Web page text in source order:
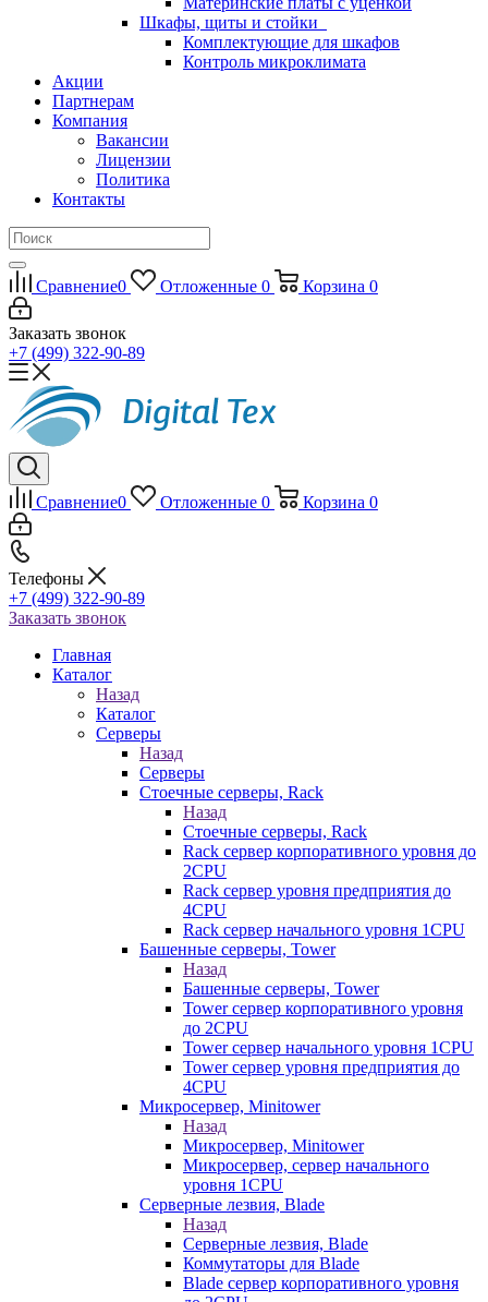
Шкафы, щиты и стойки
Комплектующие для шкафов
Контроль микроклимата
Акции
Партнерам
Компания
Вакансии
Лицензии
Политика
Контакты
Сравнение0 Отложенные 0 Корзина 0
Заказать звонок
+7 (499) 322-90-89
Сравнение0 Отложенные 0 Корзина 0
Телефоны
+7 (499) 322-90-89
Заказать звонок
Главная
Каталог
Назад
Каталог
Серверы
Назад
Серверы
Стоечные серверы, Rack
Назад
Стоечные серверы, Rack
Rack сервер корпоративного уровня до
2CPU
Rack сервер уровня предприятия до
4CPU
Rack сервер начального уровня 1CPU
Башенные серверы, Tower
Назад
Башенные серверы, Tower
Tower сервер корпоративного уровня
до 2CPU
Tower сервер начального уровня 1CPU
Tower сервер уровня предприятия до
4CPU
Микросервер, Minitower
Назад
Микросервер, Minitower
Микросервер, сервер начального
уровня 1CPU
Серверные лезвия, Blade
Назад
Серверные лезвия, Blade
Коммутаторы для Blade
Blade сервер корпоративного уровня